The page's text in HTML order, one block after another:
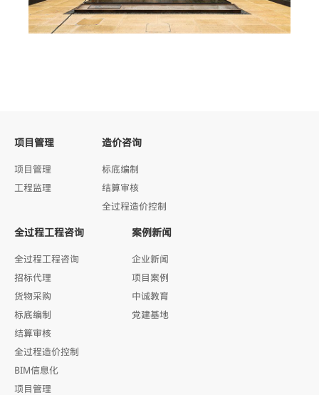
项目管理
项目管理
工程监理
造价咨询
标底编制
结算审核
全过程造价控制
全过程工程咨询
全过程工程咨询
招标代理
货物采购
标底编制
结算审核
全过程造价控制
BIM信息化
项目管理
案例新闻
企业新闻
项目案例
中诚教育
党建基地